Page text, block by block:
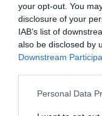
your opt-out. You
disclosure of your
IAB’s list of
also be disclosed by
Downstream
Personal Data
ήρθε το 2012. Η
με μια κρίση που
αλλά και
το μέλλον του